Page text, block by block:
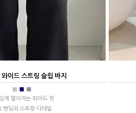
이드 스트링 슬립 바지
■ ■ ■
게 떨이저는 와이드 핏
밴딩과 스트링 디테일